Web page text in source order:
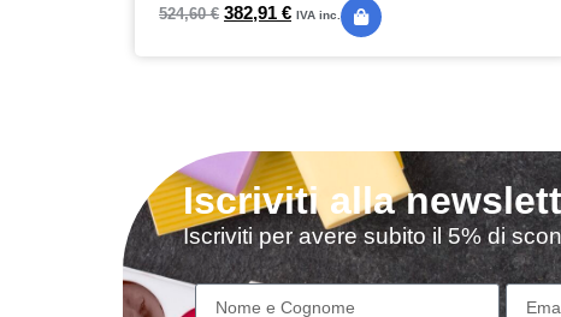
524,60€ 382,91 € IVA inc.
Iscriviti alla
Iscriviti per avere subito il 5% di